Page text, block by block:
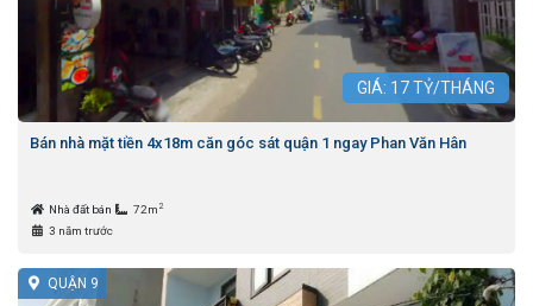
GIÁ: 17TỶ/THÁNG
Bán nhà mặt tiền 4x18m căn góc sát quận 1 ngay Phan Văn Hân
Nhà đất bán 72m 2
3 năm trước
QUẬN 9